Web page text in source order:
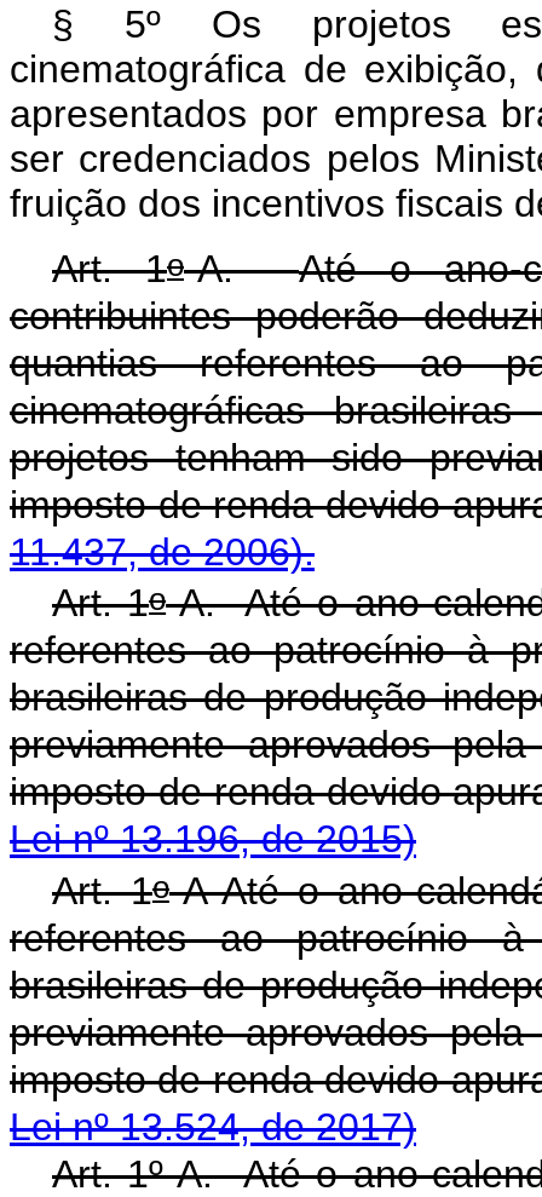
§ 5º Os projetos
cinematográfica de
apresentados por empresa
ser credenciados pelos
fruição dos incentivos fiscais
Art. 1o-A.Até o ano-
contribuintes poderão
quantias referentes ao
cinematográficas
projetos tenham sido
imposto de renda
11.437, de 2006).
Art. 1o-A. Até o ano-
referentes ao patrocínio à
brasileiras de produção
previamente aprovados
imposto de renda
Lei nº 13.196, de 2015)
Art. 1o-A Até o ano-
referentes ao patrocínio
brasileiras de produção
previamente aprovados
imposto de renda devido
Lei nº 13.524, de 2017)
Art. 1º-A. Até o ano-